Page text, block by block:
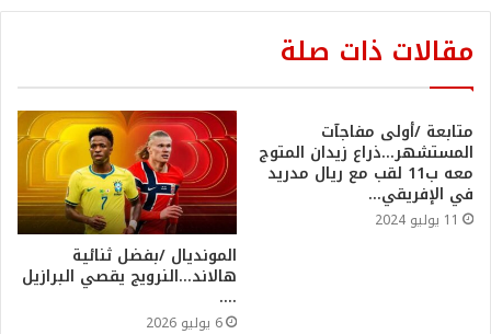
مقالات ذات صلة
متابعة /أولى مفاجآت
المستشهر…ذراع زيدان المتوج
معه ب11 لقب مع ريال مدريد
في الإفريقي…
11 يوليو 2024
المونديال /بفضل ثنائية
هالاند…النرويج يقصي البرازيل
….
6 يوليو 2026